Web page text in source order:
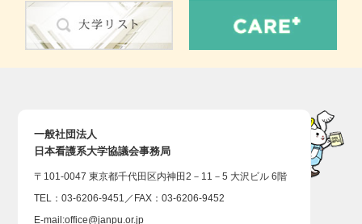
一般社団法人
日本看護系大学協議会事務局
〒101-0047 東京都千代田区内神田2－11－5 大沢ビル 6階
TEL：03-6206-9451／FAX：03-6206-9452
E-mail:office@janpu.or.jp